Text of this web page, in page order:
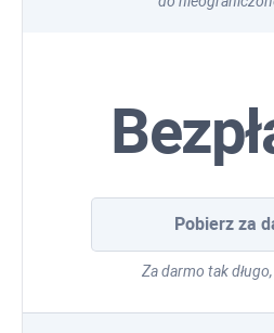
Pobierz za
Za darmo tak